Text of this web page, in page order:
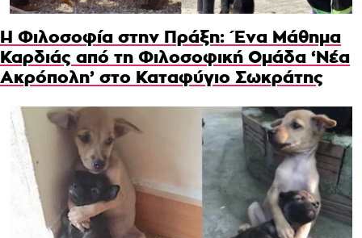
Η Φιλοσοφία στην Πράξη: Ένα Μάθημα
Καρδιάς από τη Φιλοσοφική Ομάδα ‘Νέα
Ακρόπολη’ στο Καταφύγιο Σωκράτης